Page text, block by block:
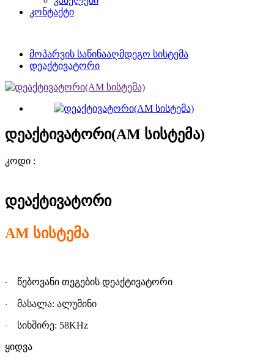
კონტაქტი
მოპარვის საწინააღმდეგო სისტემა
დეაქტივატორი
დეაქტივატორი(AM სისტემა)
კოდი :
დეაქტივატორი
AM სისტემა
· წებოვანი თეგების დეაქტივატორი
· მასალა: ალუმინი
· სიხშირე: 58KHz
ყიდვა